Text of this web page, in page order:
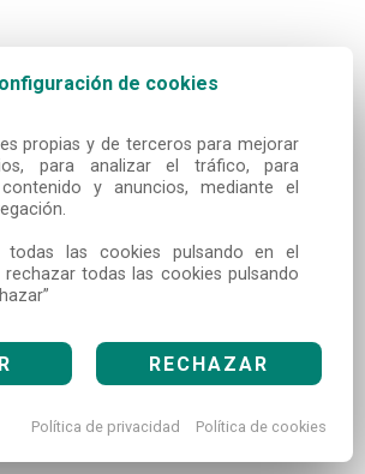
de cookies
propias y de terceros para mejorar
para analizar el tráfico, para
y anuncios, mediante el
todas las cookies pulsando en el
rechazar todas las cookies pulsando
RECHAZAR
Política de privacidad Política de cookies